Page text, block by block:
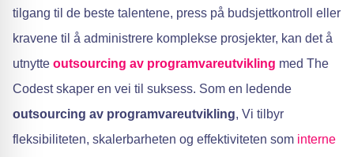
tilgang til de beste talentene, press på budsjettkontroll eller
kravene til å administrere komplekse prosjekter, kan det å
utnytte outsourcing av programvareutvikling med The
Codest skaper en vei til suksess. Som en ledende
outsourcing av programvareutvikling, Vi tilbyr
fleksibiliteten, skalerbarheten og effektiviteten som interne